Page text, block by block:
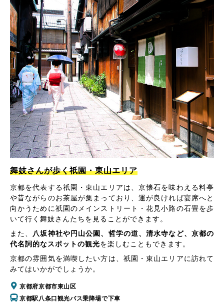
舞妓さんが歩く祇園・東山エリア
京都を代表する祇園・東山エリアは、京懐石を味わえる料亭
や昔ながらのお茶屋が集まっており、運が良ければ宴席へと
向かうために祇園のメインストリート・花見小路の石畳を歩
いて行く舞妓さんたちを見ることができます。
また、
八坂神社や円山公園、哲学の道、清水寺など、京都の
代名詞的なスポットの観光を楽しむこともできます。
京都の雰囲気を満喫したい方は、祇園・東山エリアに訪れて
みてはいかがでしょうか。
京都府京都市東山区
京都駅八条口観光バス乗降場で下車